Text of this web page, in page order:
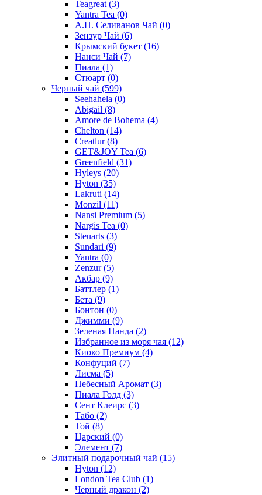
Teagreat (3)
Yantra Tea (0)
А.П. Селиванов Чай (0)
Зензур Чай (6)
Крымский букет (16)
Нанси Чай (7)
Пиала (1)
Стюарт (0)
Черный чай (599)
Seehahela (0)
Abigail (8)
Amore de Bohema (4)
Chelton (14)
Creatlur(8)
GET&JOY Tea (6)
Greenfield (31)
Hyleys (20)
Hyton (35)
Lakruti (14)
Monzil (11)
Nansi Premium (5)
Nargis Tea (0)
Steuarts (3)
Sundari (9)
Yantra (0)
Zenzur(5)
Акбар (9)
Баттлер (1)
Бета (9)
Бонтон (0)
Джимми (9)
Зеленая Панда (2)
Избранное из моря чая (12)
Киоко Премиум (4)
Конфуций (7)
Лисма (5)
Небесный Аромат (3)
Пиала Голд (3)
Сент Клеирс (3)
Табо (2)
Той (8)
Царский (0)
Элемент (7)
Элитный подарочный чай (15)
Hyton (12)
London Tea Club (1)
Черный дракон (2)